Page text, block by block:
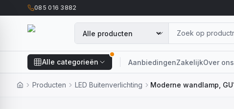
085 016 3882
Alle categorieën AanbiedingenZakelijkOver ons
Producten LED Buitenverlichting